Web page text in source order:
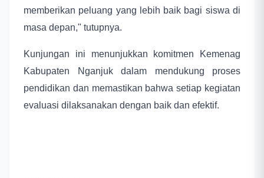
memberikan peluang yang lebih baik bagi siswa di
masa depan," tutupnya.
Kunjungan ini menunjukkan komitmen Kemenag
Kabupaten Nganjuk dalam mendukung proses
pendidikan dan memastikan bahwa setiap kegiatan
evaluasi dilaksanakan dengan baik dan efektif.